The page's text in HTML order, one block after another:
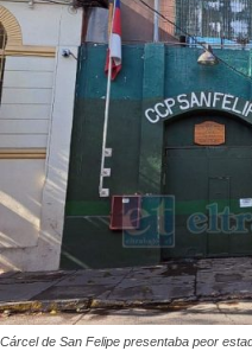
Cárcel de San Felipe presentaba peor